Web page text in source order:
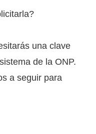
una clave
de la ONP.
a seguir para